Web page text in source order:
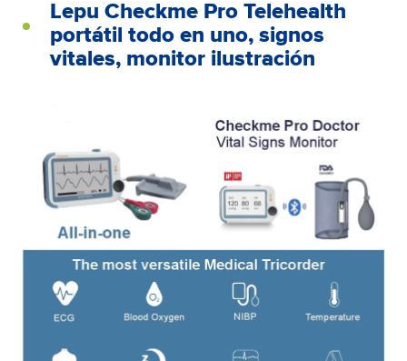
Lepu Checkme Pro Telehealth
portátil todo en uno, signos
vitales, monitor ilustración